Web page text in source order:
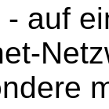
auf